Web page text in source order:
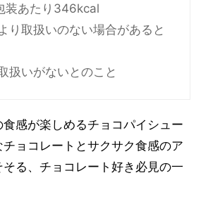
装あたり346kcal
り取扱いのない場合があると
扱いがないとのこと
感が楽しめるチョコパイシュー
ョコレートとサクサク食感のア
る、チョコレート好き必見の一